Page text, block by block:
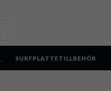
SURFPLATTETILLBEHÖR